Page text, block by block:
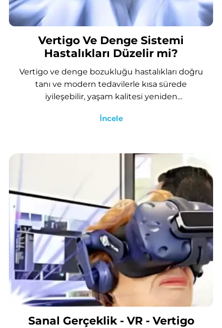
Vertigo Ve Denge Sistemi
Hastalıkları Düzelir mi?
Vertigo ve denge bozukluğu hastalıkları doğru
tanı ve modern tedavilerle kısa sürede
iyileşebilir, yaşam kalitesi yeniden
İncele
Sanal Gerçeklik - VR - Vertigo